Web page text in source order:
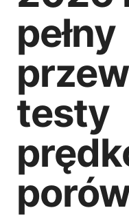
pełny
testy